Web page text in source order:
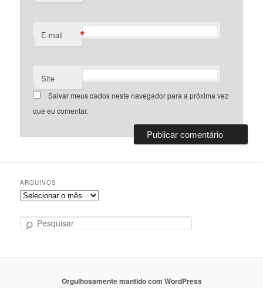
E-mail *
Site
Salvar meus dados neste navegador para a próxima vez
que eu comentar.
ARQUIVOS
Arquivos
q
Orgulhosamente mantido com WordPress